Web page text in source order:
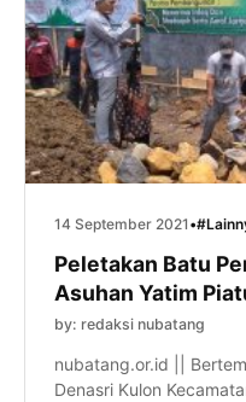
14 September 2021 •
Peletakan Batu
Asuhan Yatim
by: redaksi nubatang
nubatang.or.id ||
Denasri Kulon